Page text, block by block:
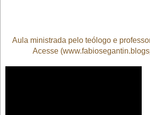
Aula ministrada pelo teólogo e
Acesse